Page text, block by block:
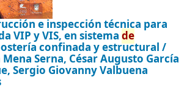
e inspección técnica para
VIP y VIS, en sistema de
confinada y estructural /
Serna, César Augusto García
Sergio Giovanny Valbuena